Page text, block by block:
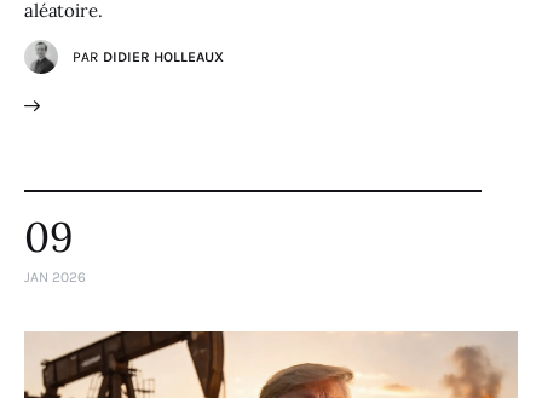
aléatoire.
PAR DIDIER HOLLEAUX
09
JAN 2026